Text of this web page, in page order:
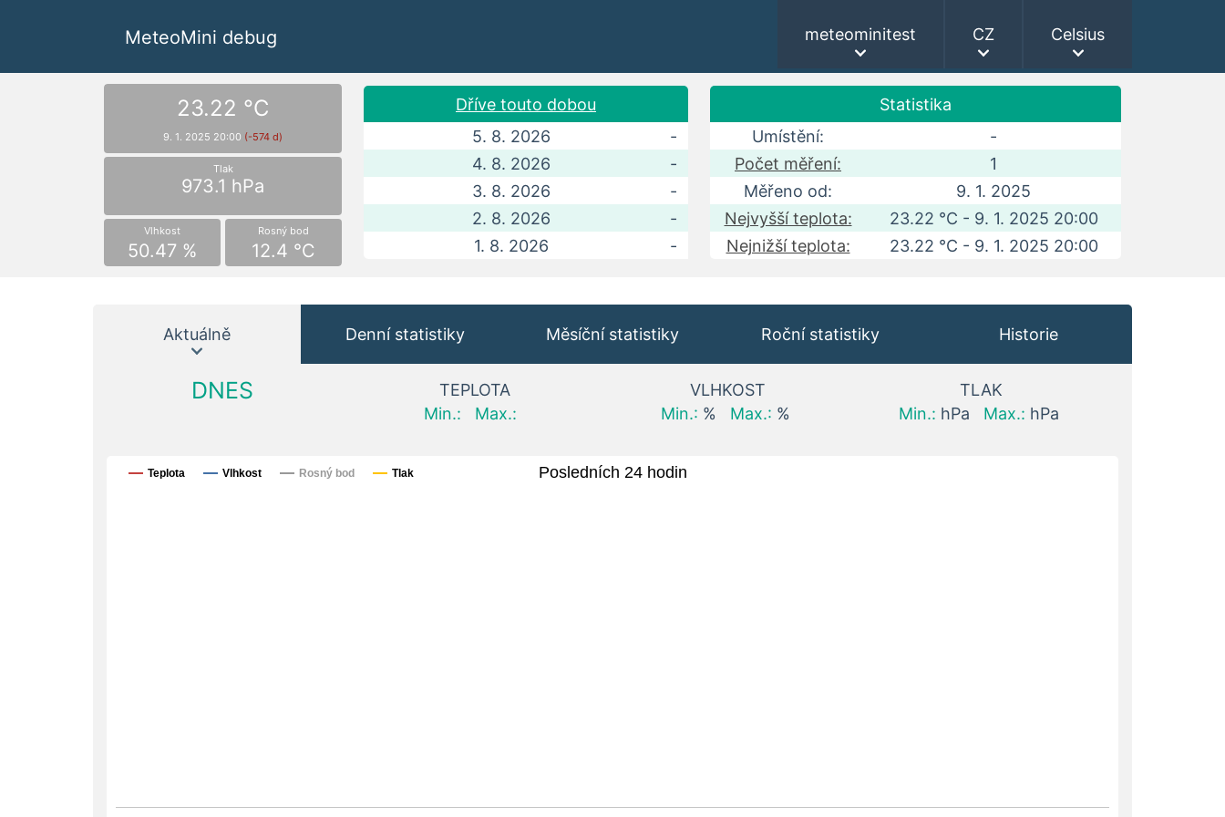
MeteoMini debug meteominitest CZ Celsius
23.22 °C
9. 1. 2025 20:00 (-574 d)
Tlak
973.1 hPa
Vlhkost
50.47 %
Rosný bod
12.4 °C
Dříve touto dobou
5. 8. 2026
-
4. 8. 2026
-
3. 8. 2026
-
2. 8. 2026
-
1. 8. 2026
-
Statistika
Umístění:
-
Počet měření:
1
Měřeno od:
9. 1. 2025
Nejvyšší teplota:
23.22 °C - 9. 1. 2025 20:00
Nejnižší teplota:
23.22 °C - 9. 1. 2025 20:00
Aktuálně Denní statistiky Měsíční statistiky Roční statistiky Historie
DNES
TEPLOTA
Min.:
Max.:
VLHKOST
Min.: % Max.: %
TLAK
Min.: hPa Max.: hPa
Posledních 24 hodin
Teplota Vlhkost Rosný bod Tlak